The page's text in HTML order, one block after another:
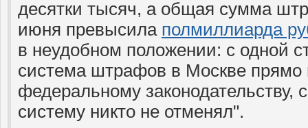
десятки тысяч, а общая сумма
июня превысила полмиллиарда
в неудобном положении: с одной
система штрафов в Москве прямо
федеральному законодательству,
систему никто не отменял".